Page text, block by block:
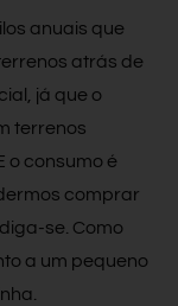
anuais que
atrás de
já que o
terrenos
o consumo é
comprar
se. Como
a um pequeno